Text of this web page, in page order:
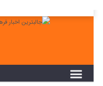
برويد و منوي خود را ايجاد كنيد!